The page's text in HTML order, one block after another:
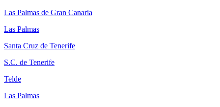
Las Palmas de Gran Canaria
Las Palmas
Santa Cruz de Tenerife
S.C. de Tenerife
Telde
Las Palmas